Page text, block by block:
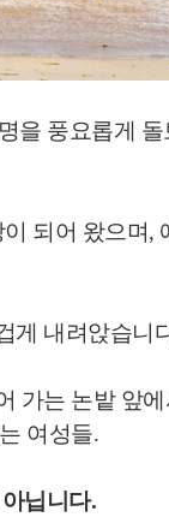
을 풍요롭게
되어 왔으며,
게 내려앉습니
가는 논밭 앞
여성들.
닙니다.